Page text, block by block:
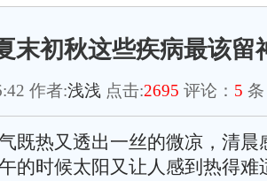
末初秋这些疾病最该留
作者:浅浅 点击:2695 评论： 5
既热又透出一丝的微凉，清晨
的时候太阳又让人感到热得难